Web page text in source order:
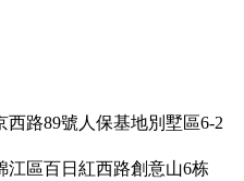
路89號人保基地別墅區6-2
江區百日紅西路創意山6栋